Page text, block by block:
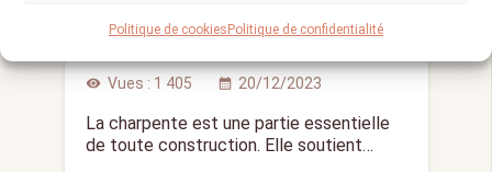
Politique de cookies Politique de confidentialité
travaux de charpente
visibility Vues : 1 405 calendar_month 20/12/2023
La charpente est une partie essentielle
de toute construction. Elle soutient…